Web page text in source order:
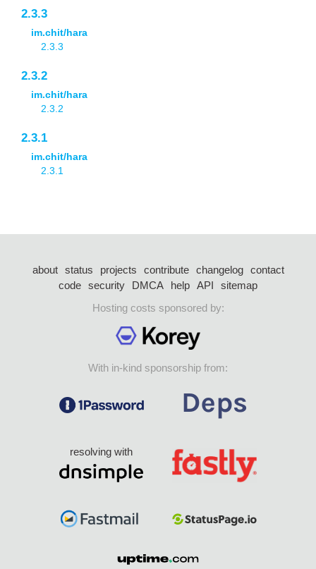
2.3.3
im.chit/hara
2.3.3
2.3.2
im.chit/hara
2.3.2
2.3.1
im.chit/hara
2.3.1
about status projects contribute changelog
contact
code security DMCA help API
sitemap
Hosting costs sponsored by:
With in-kind sponsorship from:
resolving with